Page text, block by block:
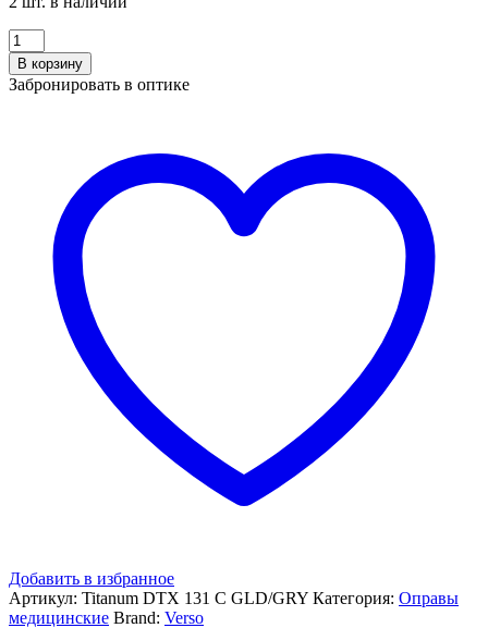
Количество
VERSO
Titanum
DTX
В корзину
Забронировать в оптике
Добавить в избранное
Артикул: Titanum DTX 131 C GLD/GRY Категория: Оправы
медицинские Brand: Verso